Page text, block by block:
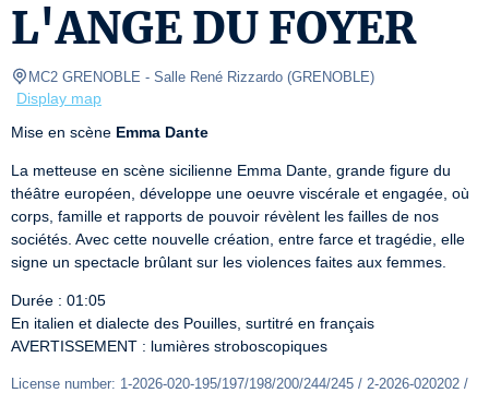
L'ANGE DU FOYER
MC2 GRENOBLE - Salle René Rizzardo (GRENOBLE)
Display map
Mise en scène Emma Dante
La metteuse en scène sicilienne Emma Dante, grande figure du
théâtre européen, développe une oeuvre viscérale et engagée, où
corps, famille et rapports de pouvoir révèlent les failles de nos
sociétés. Avec cette nouvelle création, entre farce et tragédie, elle
signe un spectacle brûlant sur les violences faites aux femmes.
Durée : 01:05
En italien et dialecte des Pouilles, surtitré en français
AVERTISSEMENT : lumières stroboscopiques
License number: 1-2026-020-195/197/198/200/244/245 / 2-2026-020202 /